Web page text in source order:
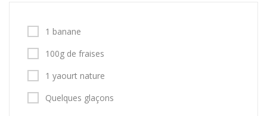
1 banane
100g de fraises
1 yaourt nature
Quelques glaçons